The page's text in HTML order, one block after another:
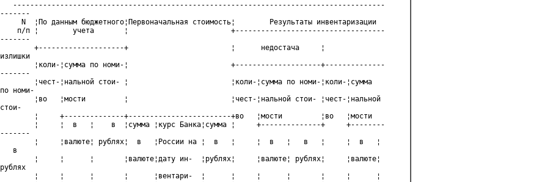
---------------------------------------------------------------------------------------
-------
N  ¦По данным бюджетного¦Первоначальная стоимость¦        Результаты инвентаризации
п/п ¦        учета       ¦                        +-----------------------------------
-------
+--------------------+                        ¦      недостача     ¦
излишки
¦коли-¦сумма по номи-¦                        +--------------------+--------------
-------
¦чест-¦нальной стои- ¦                        ¦коли-¦сумма по номи-¦коли-¦сумма
по номи-
¦во   ¦мости         ¦                        ¦чест-¦нальной стои- ¦чест-¦нальной
стои-
¦     +--------------+------------------------+во   ¦мости         ¦во   ¦мости
¦     ¦  в   ¦    в  ¦сумма ¦курс Банка¦сумма ¦     +--------------+     +--------
-------
¦     ¦валюте¦ рублях¦  в   ¦России на ¦  в   ¦     ¦  в   ¦   в   ¦     ¦  в   ¦
в
¦     ¦      ¦       ¦валюте¦дату ин-  ¦рублях¦     ¦валюте¦ рублях¦     ¦валюте¦
рублях
¦     ¦      ¦       ¦      ¦вентари-  ¦      ¦     ¦      ¦       ¦     ¦      ¦